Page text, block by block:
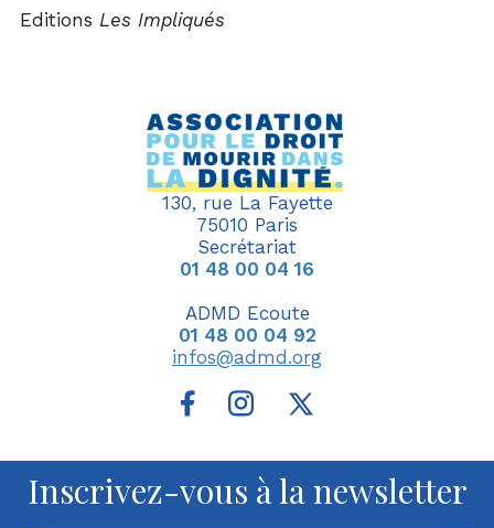
Editions Les Impliqués
130, rue La Fayette
75010 Paris
Secrétariat
01 48 00 04 16
ADMD Ecoute
01 48 00 04 92
infos@admd.org
Inscrivez-vous à la newsletter